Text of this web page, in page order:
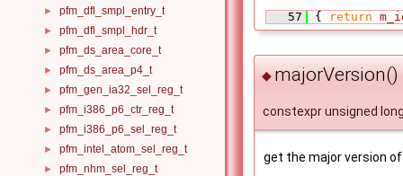
► pfm_dfl_smpl_entry_t
► pfm_dfl_smpl_hdr_t
► pfm_ds_area_core_t
► pfm_ds_area_p4_t
► pfm_gen_ia32_sel_reg_t
► pfm_i386_p6_ctr_reg_t
► pfm_i386_p6_sel_reg_t
► pfm_intel_atom_sel_reg_t
► pfm_nhm_sel_reg_t
   57
{ return
◆ majorVersion()
constexpr unsigned
get the major version